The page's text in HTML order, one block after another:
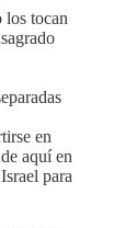
los tocan
en
aquí en
para